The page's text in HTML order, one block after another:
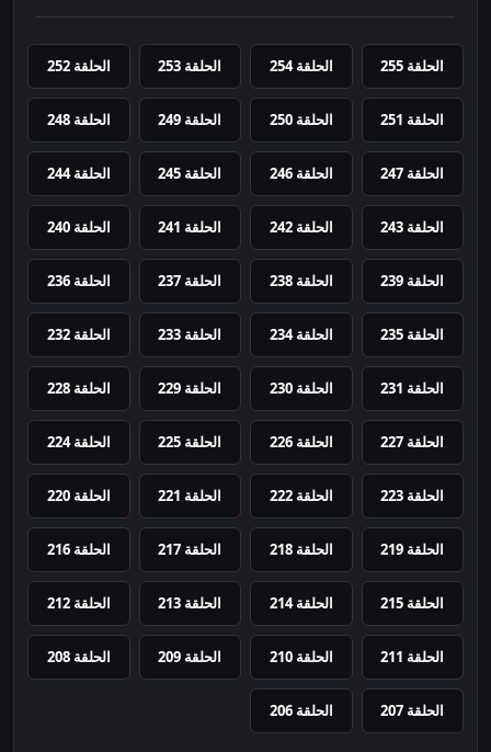
الحلقة 255 الحلقة 254 الحلقة 253 الحلقة 252
الحلقة 251 الحلقة 250 الحلقة 249 الحلقة 248
الحلقة 247 الحلقة 246 الحلقة 245 الحلقة 244
الحلقة 243 الحلقة 242 الحلقة 241 الحلقة 240
الحلقة 239 الحلقة 238 الحلقة 237 الحلقة 236
الحلقة 235 الحلقة 234 الحلقة 233 الحلقة 232
الحلقة 231 الحلقة 230 الحلقة 229 الحلقة 228
الحلقة 227 الحلقة 226 الحلقة 225 الحلقة 224
الحلقة 223 الحلقة 222 الحلقة 221 الحلقة 220
الحلقة 219 الحلقة 218 الحلقة 217 الحلقة 216
الحلقة 215 الحلقة 214 الحلقة 213 الحلقة 212
الحلقة 211 الحلقة 210 الحلقة 209 الحلقة 208
الحلقة 207 الحلقة 206